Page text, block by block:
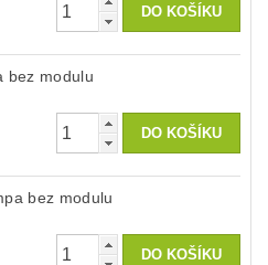
bez modulu
bez modulu